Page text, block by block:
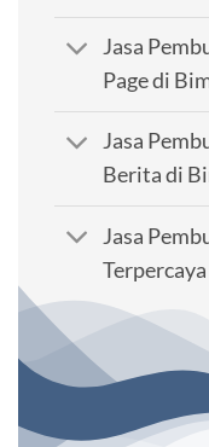
Jasa
Page di
Jasa
Berita di
Jasa